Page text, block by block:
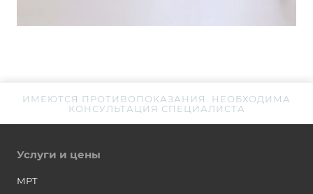
ИМЕЮТСЯ ПРОТИВОПОКАЗАНИЯ. НЕОБХОДИМА
КОНСУЛЬТАЦИЯ СПЕЦИАЛИСТА
Услуги и цены
МРТ